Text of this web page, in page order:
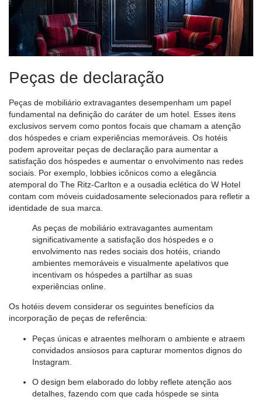
Peças de declaração
Peças de mobiliário extravagantes desempenham um papel
fundamental na definição do caráter de um hotel. Esses itens
exclusivos servem como pontos focais que chamam a atenção
dos hóspedes e criam experiências memoráveis. Os hotéis
podem aproveitar peças de declaração para aumentar a
satisfação dos hóspedes e aumentar o envolvimento nas redes
sociais. Por exemplo, lobbies icônicos como a elegância
atemporal do The Ritz-Carlton e a ousadia eclética do W Hotel
contam com móveis cuidadosamente selecionados para refletir a
identidade de sua marca.
As peças de mobiliário extravagantes aumentam
significativamente a satisfação dos hóspedes e o
envolvimento nas redes sociais dos hotéis, criando
ambientes memoráveis ​​e visualmente apelativos que
incentivam os hóspedes a partilhar as suas
experiências online.
Os hotéis devem considerar os seguintes benefícios da
incorporação de peças de referência:
Peças únicas e atraentes melhoram o ambiente e atraem
convidados ansiosos para capturar momentos dignos do
Instagram.
O design bem elaborado do lobby reflete atenção aos
detalhes, fazendo com que cada hóspede se sinta